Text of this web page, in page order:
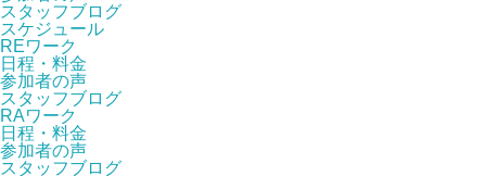
スタッフブログ
スケジュール
REワーク
日程・料金
参加者の声
スタッフブログ
RAワーク
日程・料金
参加者の声
スタッフブログ